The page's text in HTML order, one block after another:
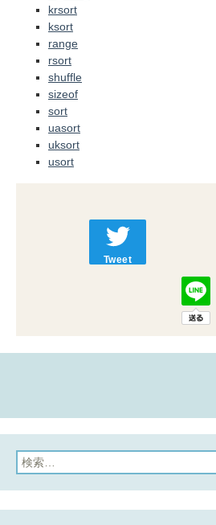
krsort
ksort
range
rsort
shuffle
sizeof
sort
uasort
uksort
usort
Tweet
検
索: